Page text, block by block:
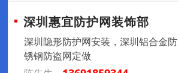
深圳惠宜防护网装饰部
深圳隐形防护网安装，深圳铝合金
锈钢防盗网定做